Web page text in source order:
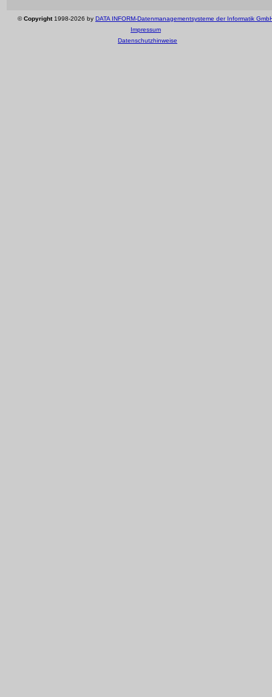
©Copyright1998-2026 by DATA INFORM-Datenmanagementsysteme der Informatik
Impressum
Datenschutzhinweise